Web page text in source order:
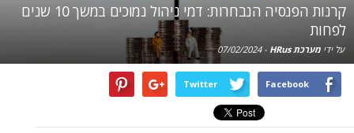
קרנות הפנסיה הנבחרות: דמי ניהול נמוכים במשך 10 שנים
לפחות
על ידי מערכת HRus -
07/02/2024
Facebook
Twitter